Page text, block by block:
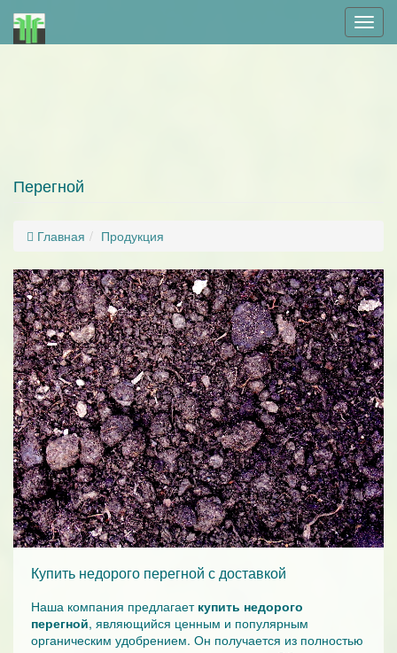
Меню
Перегной
Главная Продукция
Купить недорого перегной с доставкой
Наша компания предлагает купить недорого
перегной, являющийся ценным и популярным
органическим удобрением. Он получается из полностью